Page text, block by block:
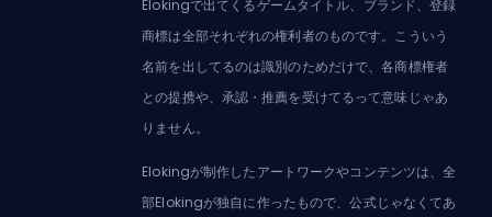
Elokingで出てくるゲームタイトル、ブランド、登録
商標は全部それぞれの権利者のものです。こういう
名前を出してるのは識別のためだけで、各商標権者
との提携や、承認・推薦を受けてるって意味じゃあ
りません。
Elokingが制作したアートワークやコンテンツは、全
部Elokingが独自に作ったもので、公式じゃなくてあ